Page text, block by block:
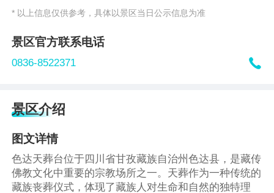
* 以上信息仅供参考，具体以景区当日公示信息为准
景区官方联系电话
0836-8522371 
景区介绍
图文详情
色达天葬台位于四川省甘孜藏族自治州色达县，是藏传
佛教文化中重要的宗教场所之一。天葬作为一种传统的
藏族丧葬仪式，体现了藏族人对生命和自然的独特理